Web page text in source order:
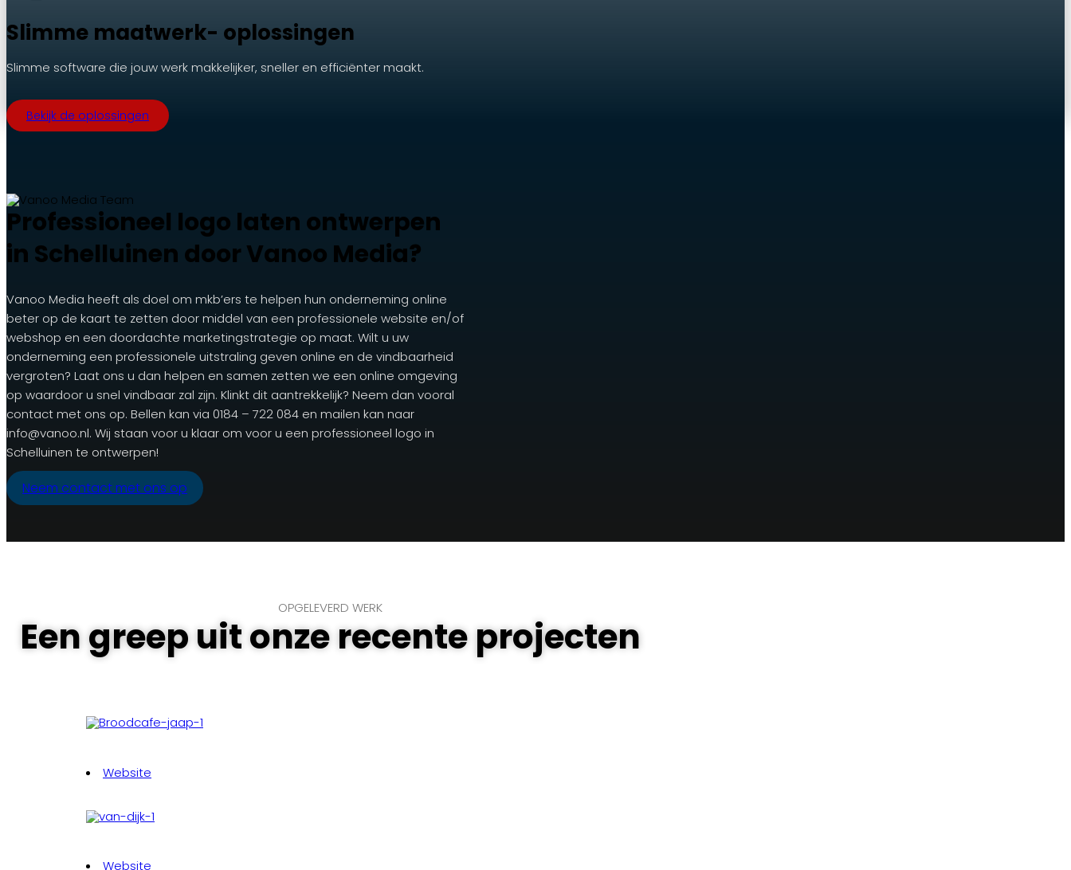
Slimme maatwerk- oplossingen
Slimme software die jouw werk makkelijker, sneller en efficiënter maakt.
Bekijk de oplossingen
Professioneel logo laten ontwerpen
in Schelluinen door Vanoo Media?
Vanoo Media heeft als doel om mkb’ers te helpen hun onderneming online
beter op de kaart te zetten door middel van een professionele website en/of
webshop en een doordachte marketingstrategie op maat. Wilt u uw
onderneming een professionele uitstraling geven online en de vindbaarheid
vergroten? Laat ons u dan helpen en samen zetten we een online omgeving
op waardoor u snel vindbaar zal zijn. Klinkt dit aantrekkelijk? Neem dan vooral
contact met ons op. Bellen kan via 0184 – 722 084 en mailen kan naar
info@vanoo.nl. Wij staan voor u klaar om voor u een professioneel logo in
Schelluinen te ontwerpen!
Neem contact met ons op
OPGELEVERD WERK
Een greep uit onze recente projecten
Website
Website